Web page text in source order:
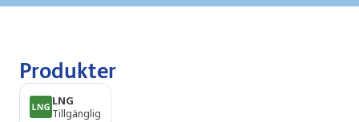
Produkter
LNG
Tillgänglig